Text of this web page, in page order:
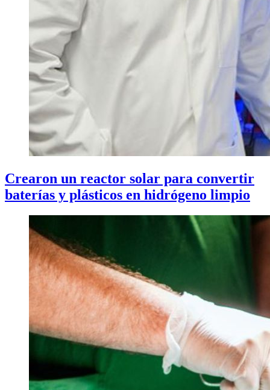
Crearon un reactor solar para convertir
baterías y plásticos en hidrógeno limpio